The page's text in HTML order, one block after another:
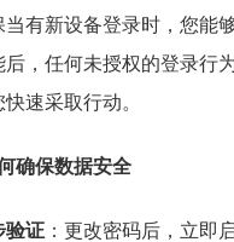
有新设备登录时，您能
后，任何未授权的登录行
速采取行动。
确保数据安全
验证：更改密码后，立即